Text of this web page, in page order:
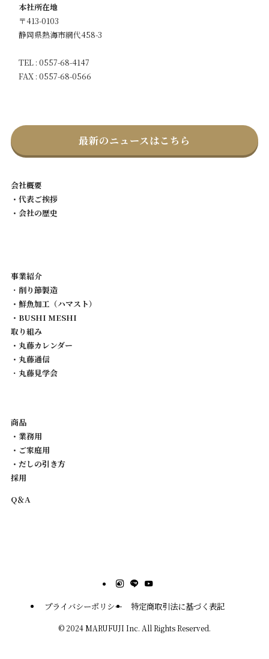
本社所在地
〒413-0103
静岡県熱海市網代458-3
TEL : 0557-68-4147
FAX : 0557-68-0566
最新のニュースはこちら
会社概要
・代表ご挨拶
・会社の歴史
事業紹介
・ 削り節製造
・鮮魚加工（ハマスト）
・BUSHI MESHI
取り組み
・丸藤カレンダー
・丸藤通信
・ 丸藤見学会
商品
・業務用
・ご家庭用
・だしの引き方
採用
Q＆A
プライバシーポリシー 特定商取引法に基づく表記
©2024 MARUFUJI Inc. All Rights Reserved.